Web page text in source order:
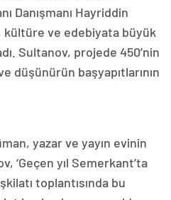
Danışmanı Hayriddin
ve edebiyata büyük
Sultanov, projede 450’nin
düşünürün başyapıtlarının
yazar ve yayın evinin
‘Geçen yıl Semerkant’ta
toplantısında bu